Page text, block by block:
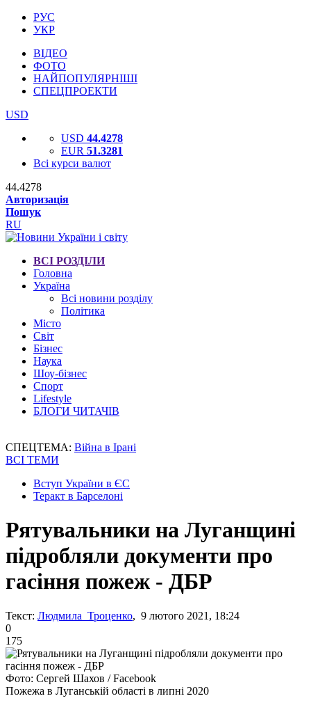
РУС
УКР
ВІДЕО
ФОТО
НАЙПОПУЛЯРНІШІ
СПЕЦПРОЕКТИ
USD
USD 44.4278
EUR 51.3281
Всі курси валют
44.4278
Авторизація
Пошук
RU
ВСІ РОЗДІЛИ
Головна
Україна
Всі новини розділу
Політика
Місто
Світ
Бізнес
Наука
Шоу-бізнес
Спорт
Lifestyle
БЛОГИ ЧИТАЧІВ
СПЕЦТЕМА: Війна в Ірані
ВСІ ТЕМИ
Вступ України в ЄС
Теракт в Барселоні
Рятувальники на Луганщині
підробляли документи про
гасіння пожеж - ДБР
Текст: Людмила Троценко, 9 лютого 2021, 18:24
0
175
Фото: Сергей Шахов / Facebook
Пожежа в Луганській області в липні 2020